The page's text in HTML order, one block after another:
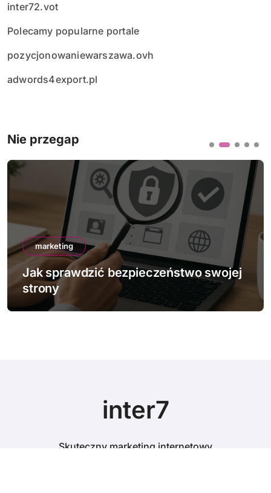
inter72.vot
Polecamy popularne portale
pozycjonowaniewarszawa.ovh
adwords4export.pl
Nie przegap
swojej
marketing
Jak działa mobile-first
inter7
Skuteczny marketing internetowy